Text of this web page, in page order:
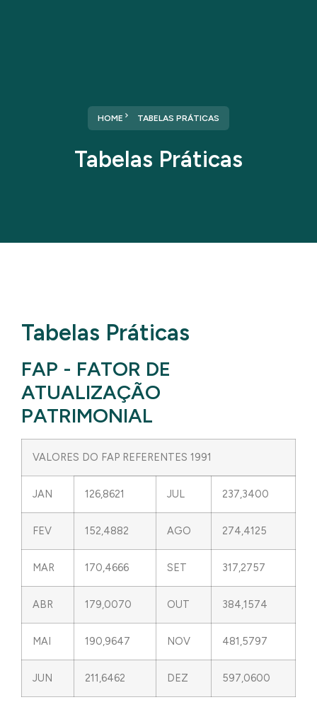
HOME TABELAS PRÁTICAS
Tabelas Práticas
Tabelas Práticas
FAP - FATOR DE
ATUALIZAÇÃO
PATRIMONIAL
VALORES DO FAP REFERENTES 1991
JAN 126,8621 JUL 237,3400
FEV 152,4882 AGO 274,4125
MAR 170,4666 SET 317,2757
ABR 179,0070 OUT 384,1574
MAI 190,9647 NOV 481,5797
JUN 211,6462 DEZ 597,0600